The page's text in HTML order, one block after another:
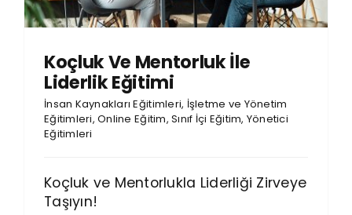
Koçluk Ve Mentorluk İle
Liderlik Eğitimi
İnsan Kaynakları Eğitimleri, İşletme ve Yönetim
Eğitimleri,Online Eğitim,Sınıf İçi Eğitim, Yönetici
Eğitimleri
Koçluk ve Mentorlukla Liderliği Zirveye
Taşıyın!